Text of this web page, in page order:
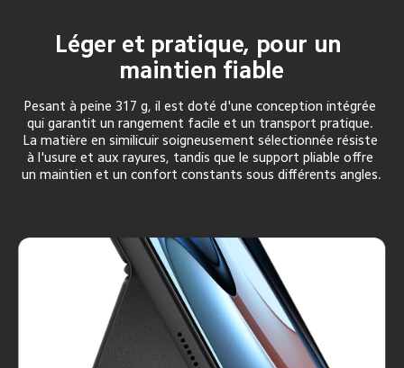
Léger et pratique, pour un
maintien fiable
Pesant à peine 317 g, il est doté d'une conception intégrée
qui garantit un rangement facile et un transport pratique.
La matière en similicuir soigneusement sélectionnée résiste
à l'usure et aux rayures, tandis que le support pliable offre
un maintien et un confort constants sous différents angles.